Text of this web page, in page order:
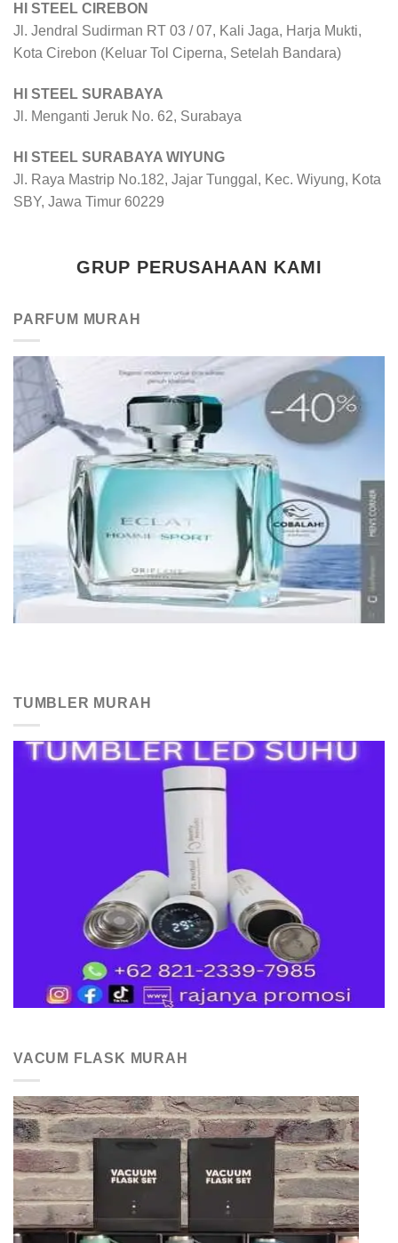
HI STEEL CIREBON
Jl. Jendral Sudirman RT 03 / 07, Kali Jaga, Harja Mukti,
Kota Cirebon (Keluar Tol Ciperna, Setelah Bandara)
HI STEEL SURABAYA
Jl. Menganti Jeruk No. 62, Surabaya
HI STEEL SURABAYA WIYUNG
Jl. Raya Mastrip No.182, Jajar Tunggal, Kec. Wiyung, Kota
SBY, Jawa Timur 60229
GRUP PERUSAHAAN KAMI
PARFUM MURAH
TUMBLER MURAH
VACUM FLASK MURAH